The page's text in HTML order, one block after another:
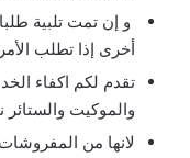
و إن تمت تلبية
أخرى إذا تطلب
تقدم لكم اكفاء
والموكيت والستائر
لانها من